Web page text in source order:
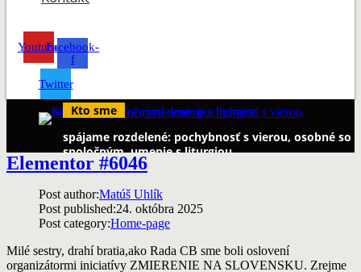
YoutubeFacebook-
f
Twitter
Kto sme
spájame rozdelené: pochybnosť s vierou, osobné so
spoločným, umenie s liturgiou
Elementor #6046
Post author:Matúš Uhlík
Post published:24. októbra 2025
Post category:Home-page
Milé sestry, drahí bratia,ako Rada CB sme boli oslovení
organizátormi iniciatívy ZMIERENIE NA SLOVENSKU. Zrejme